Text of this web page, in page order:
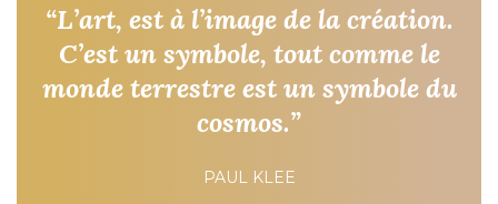
“L’art, est à l’image de la création.
C’est un symbole, tout comme le
monde terrestre est un symbole du
cosmos.”
PAUL KLEE